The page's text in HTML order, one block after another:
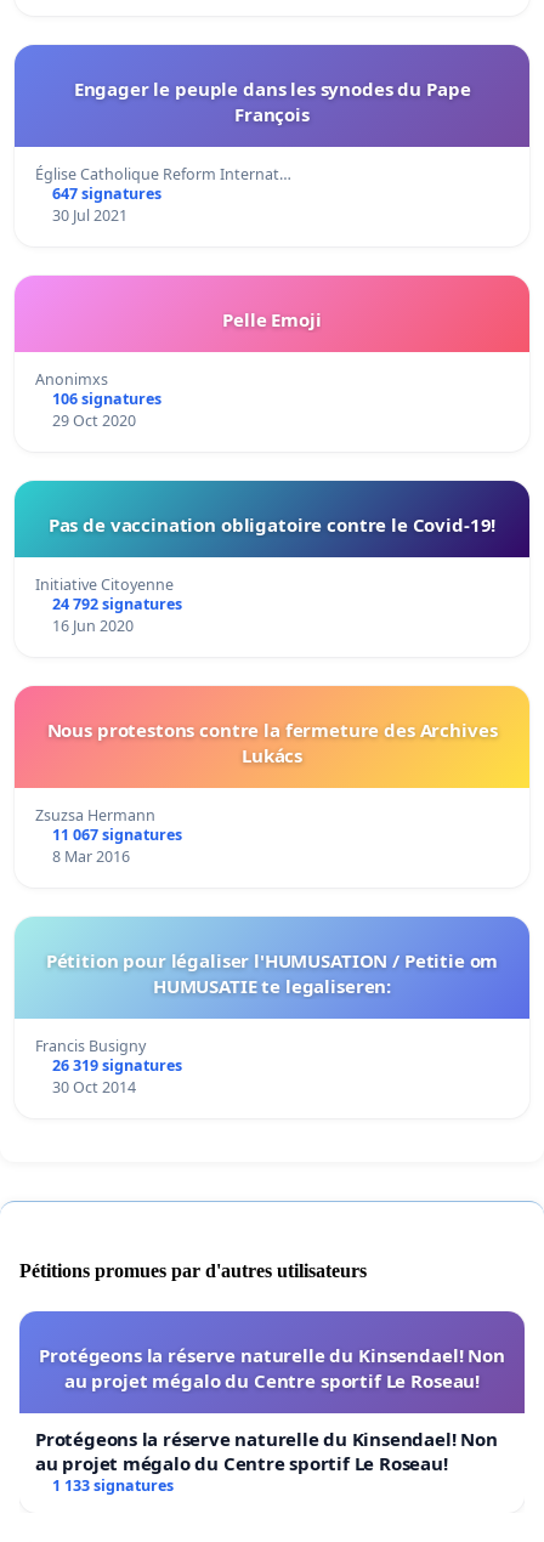
Engager le peuple dans les synodes du Pape
François
Église Catholique Reform Internat…
647 signatures
30 Jul 2021
Pelle Emoji
Anonimxs
106 signatures
29 Oct 2020
Pas de vaccination obligatoire contre le Covid-19!
Initiative Citoyenne
24 792 signatures
16 Jun 2020
Nous protestons contre la fermeture des Archives
Lukács
Zsuzsa Hermann
11 067 signatures
8 Mar 2016
Pétition pour légaliser l'HUMUSATION / Petitie om
HUMUSATIE te legaliseren:
Francis Busigny
26 319 signatures
30 Oct 2014
Pétitions promues par d'autres utilisateurs
Protégeons la réserve naturelle du Kinsendael! Non
au projet mégalo du Centre sportif Le Roseau!
Protégeons la réserve naturelle du Kinsendael! Non
au projet mégalo du Centre sportif Le Roseau!
1 133 signatures